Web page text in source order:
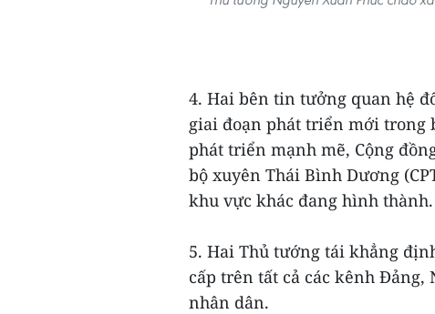
4. Hai bên tin tưởng quan hệ
giai đoạn phát triển mới trong
phát triển mạnh mẽ, Cộng
bộ xuyên Thái Bình Dương
khu vực khác đang hình thành.
5. Hai Thủ tướng tái khẳng
cấp trên tất cả các kênh Đảng,
nhân dân.